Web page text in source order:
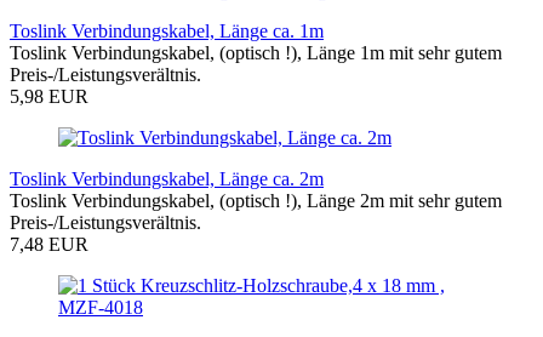
Toslink Verbindungskabel, Länge ca. 1m
Toslink Verbindungskabel, (optisch !), Länge 1m mit sehr gutem
Preis-/Leistungsverältnis.
5,98 EUR
Toslink Verbindungskabel, Länge ca. 2m
Toslink Verbindungskabel, (optisch !), Länge 2m mit sehr gutem
Preis-/Leistungsverältnis.
7,48 EUR